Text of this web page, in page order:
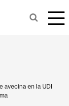
avecina en la UDI